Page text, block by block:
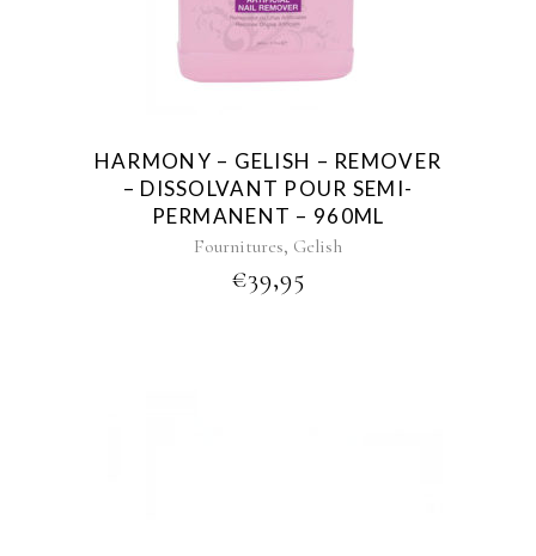
HARMONY – GELISH – REMOVER
– DISSOLVANT POUR SEMI-
PERMANENT – 960ML
Fournitures, Gelish
€39,95